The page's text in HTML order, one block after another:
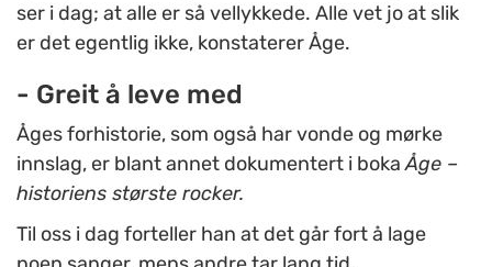
ser i dag; at alle er så vellykkede. Alle vet jo at slik
er det egentlig ikke, konstaterer Åge.
- Greit å leve med
Åges forhistorie, som også har vonde og mørke
innslag, er blant annet dokumentert i bokaÅge –
historiens største rocker.
Til oss i dag forteller han at det går fort å lage